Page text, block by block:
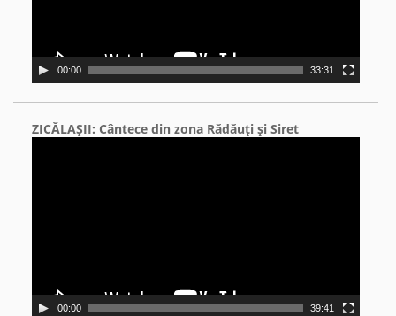
00:00 33:31
ZICĂLAŞII: Cântece din zona Rădăuţi şi Siret
00:00 39:41